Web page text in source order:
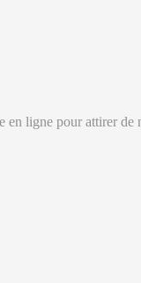
ligne pour attirer